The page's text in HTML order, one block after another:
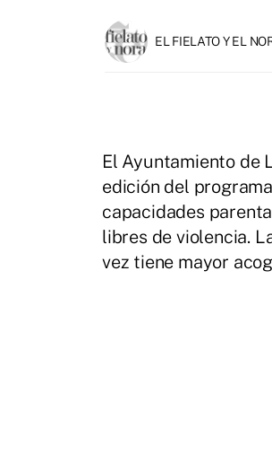
EL FIELATO Y EL
El Ayuntamiento de
edición del programa
capacidades
libres de violencia.
vez tiene mayor